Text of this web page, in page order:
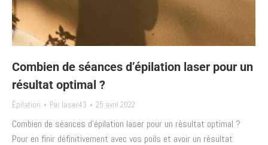
Combien de séances d’épilation laser pour un
résultat optimal ?
Épilation Par laser43 25 avril 2022
Combien de séances d’épilation laser pour un résultat optimal ?
Pour en finir définitivement avec vos poils et avoir un résultat